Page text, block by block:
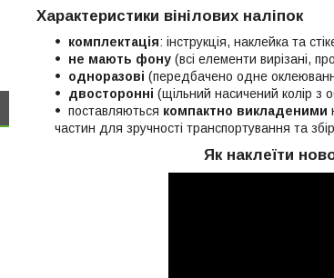
Характеристики вінілових наліпок
комплектація: інструкція, наклейка та
не мають фону (всі елементи вирізані,
одноразові (передбачено одне
двосторонні (щільний насичений колір з
поставляються компактно викладеними
частин для зручності транспортування та
Як наклеїти